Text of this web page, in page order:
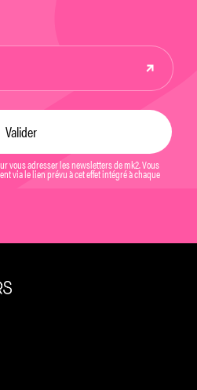
vous adresser les newsletters de mk2. Vous
via le lien prévu à cet effet intégré à chaque